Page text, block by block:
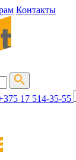
Контакты
17 514-35-55